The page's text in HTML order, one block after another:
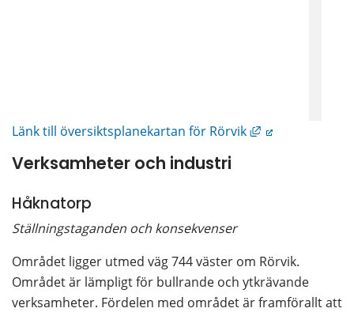
Länk till översiktsplanekartan för Rörvik Länk till annan
Verksamheter och industri
Håknatorp
Ställningstaganden och konsekvenser
Området ligger utmed väg 744 väster om Rörvik.
Området är lämpligt för bullrande och ytkrävande
verksamheter. Fördelen med området är framförallt att